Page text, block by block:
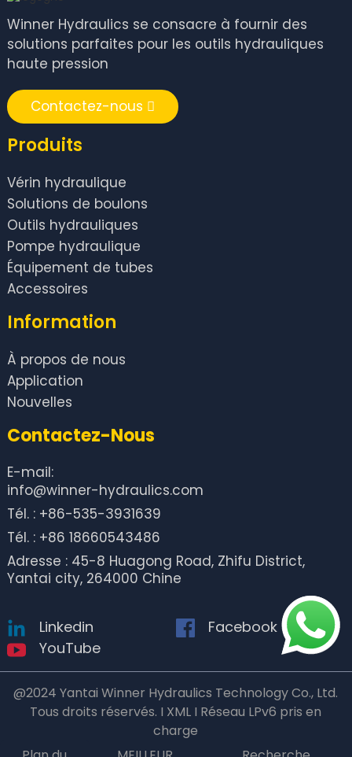
Winner Hydraulics se consacre à fournir des
solutions parfaites pour les outils hydrauliques
haute pression
Contactez-nous
Produits
Vérin hydraulique
Solutions de boulons
Outils hydrauliques
Pompe hydraulique
Équipement de tubes
Accessoires
Information
À propos de nous
Application
Nouvelles
Contactez-Nous
E-mail:
info@winner-hydraulics.com
Tél. : +86-535-3931639
Tél. : +86 18660543486
Adresse : 45-8 Huagong Road, Zhifu District,
Yantai city, 264000 Chine
Linkedin
Facebook
YouTube
@2024 Yantai Winner Hydraulics Technology Co., Ltd.
Tous droits réservés. I XML I Réseau LPv6 pris en
charge